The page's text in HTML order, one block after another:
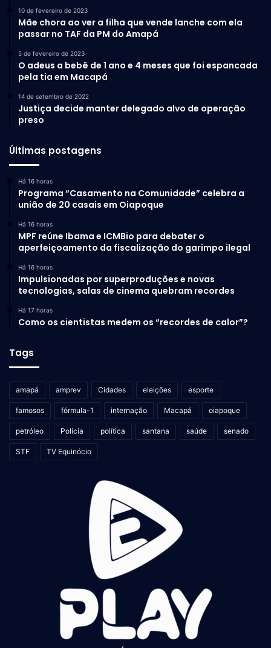
10 de fevereiro de 2023
Mãe chora ao ver a filha que vende lanche com ela
passar no TAF da PM do Amapá
5 de fevereiro de 2023
O adeus a bebê de 1 ano e 4 meses que foi espancada
pela tia em Macapá
14 de setembro de 2022
Justiça decide manter delegado alvo de operação
preso
Últimas postagens
Há 16 horas
Programa “Casamento na Comunidade” celebra a
união de 20 casais em Oiapoque
Há 16 horas
MPF reúne Ibama e ICMBio para debater o
aperfeiçoamento da fiscalização do garimpo ilegal
Há 16 horas
Impulsionadas por superproduções e novas
tecnologias, salas de cinema quebram recordes
Há 17 horas
Como os cientistas medem os “recordes de calor”?
Tags
amapá amprev Cidades eleições esporte
famosos fórmula-1 internação Macapá oiapoque
petróleo Polícia política santana saúde senado
STF TV Equinócio